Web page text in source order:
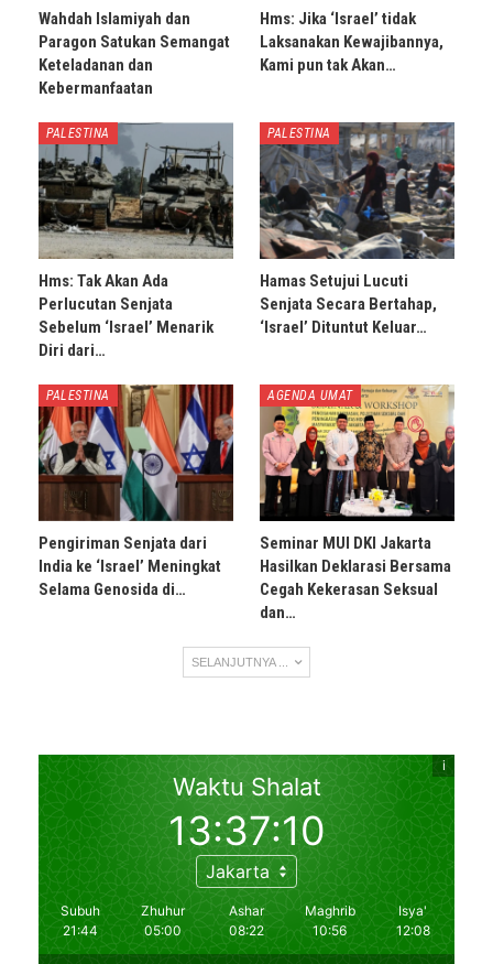
Wahdah Islamiyah dan
Paragon Satukan Semangat
Keteladanan dan
Kebermanfaatan
Hms: Jika ‘Israel’ tidak
Laksanakan Kewajibannya,
Kami pun tak Akan…
PALESTINA
Hms: Tak Akan Ada
Perlucutan Senjata
Sebelum ‘Israel’ Menarik
Diri dari…
PALESTINA
Hamas Setujui Lucuti
Senjata Secara Bertahap,
‘Israel’ Dituntut Keluar…
PALESTINA
Pengiriman Senjata dari
India ke ‘Israel’ Meningkat
Selama Genosida di…
AGENDA UMAT
Seminar MUI DKI Jakarta
Hasilkan Deklarasi Bersama
Cegah Kekerasan Seksual
dan…
SELANJUTNYA ...